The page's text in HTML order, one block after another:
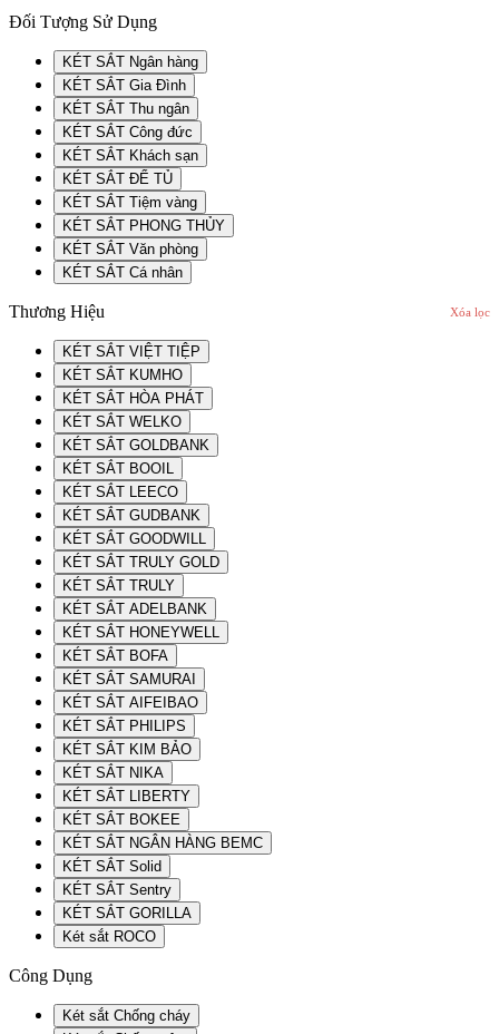
Đối Tượng Sử Dụng
KÉT SẮT Ngân hàng
KÉT SẮT Gia Đình
KÉT SẮT Thu ngân
KÉT SẮT Công đức
KÉT SẮT Khách sạn
KÉT SẮT ĐỂ TỦ
KÉT SẮT Tiệm vàng
KÉT SẮT PHONG THỦY
KÉT SẮT Văn phòng
KÉT SẮT Cá nhân
Thương Hiệu Xóa lọc
KÉT SẮT VIỆT TIỆP
KÉT SẮT KUMHO
KÉT SẮT HÒA PHÁT
KÉT SẮT WELKO
KÉT SẮT GOLDBANK
KÉT SẮT BOOIL
KÉT SẮT LEECO
KÉT SẮT GUDBANK
KÉT SẮT GOODWILL
KÉT SẮT TRULY GOLD
KÉT SẮT TRULY
KÉT SẮT ADELBANK
KÉT SẮT HONEYWELL
KÉT SẮT BOFA
KÉT SẮT SAMURAI
KÉT SẮT AIFEIBAO
KÉT SẮT PHILIPS
KÉT SẮT KIM BẢO
KÉT SẮT NIKA
KÉT SẮT LIBERTY
KÉT SẮT BOKEE
KÉT SẮT NGÂN HÀNG BEMC
KÉT SẮT Solid
KÉT SẮT Sentry
KÉT SẮT GORILLA
Két sắt ROCO
Công Dụng
Két sắt Chống cháy